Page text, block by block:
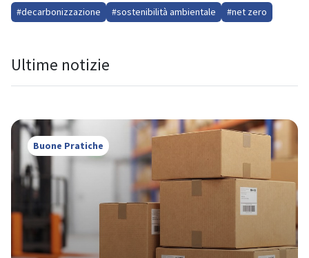
#decarbonizzazione #sostenibilità ambientale #net zero
Ultime notizie
Buone Pratiche